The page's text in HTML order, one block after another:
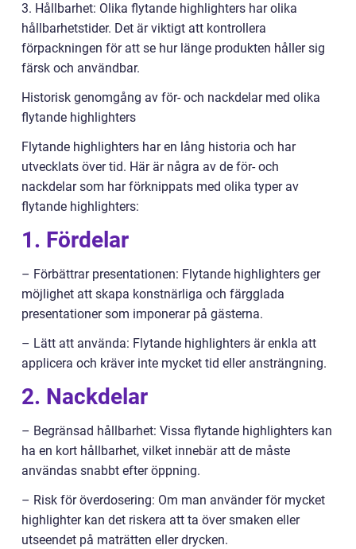
3. Hållbarhet: Olika flytande highlighters har olika
hållbarhetstider. Det är viktigt att kontrollera
förpackningen för att se hur länge produkten håller sig
färsk och användbar.
Historisk genomgång av för- och nackdelar med olika
flytande highlighters
Flytande highlighters har en lång historia och har
utvecklats över tid. Här är några av de för- och
nackdelar som har förknippats med olika typer av
flytande highlighters:
1. Fördelar
– Förbättrar presentationen: Flytande highlighters ger
möjlighet att skapa konstnärliga och färgglada
presentationer som imponerar på gästerna.
– Lätt att använda: Flytande highlighters är enkla att
applicera och kräver inte mycket tid eller ansträngning.
2. Nackdelar
– Begränsad hållbarhet: Vissa flytande highlighters kan
ha en kort hållbarhet, vilket innebär att de måste
användas snabbt efter öppning.
– Risk för överdosering: Om man använder för mycket
highlighter kan det riskera att ta över smaken eller
utseendet på maträtten eller drycken.